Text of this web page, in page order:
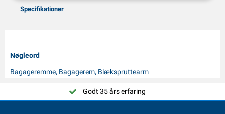
Specifikationer
Nøgleord
Bagageremme, Bagagerem, Blækspruttearm
Godt 35 års erfaring